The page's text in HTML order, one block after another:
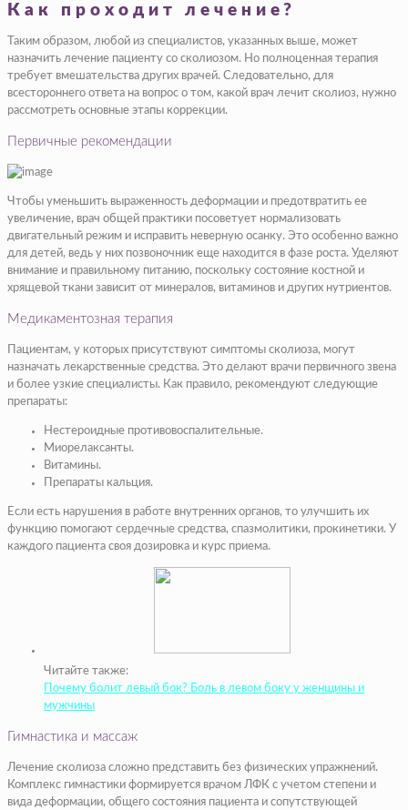
Как проходит лечение?
Таким образом, любой из специалистов, указанных выше, может
назначить лечение пациенту со сколиозом. Но полноценная терапия
требует вмешательства других врачей. Следовательно, для
всестороннего ответа на вопрос о том, какой врач лечит сколиоз, нужно
рассмотреть основные этапы коррекции.
Первичные рекомендации
Чтобы уменьшить выраженность деформации и предотвратить ее
увеличение, врач общей практики посоветует нормализовать
двигательный режим и исправить неверную осанку. Это особенно важно
для детей, ведь у них позвоночник еще находится в фазе роста. Уделяют
внимание и правильному питанию, поскольку состояние костной и
хрящевой ткани зависит от минералов, витаминов и других нутриентов.
Медикаментозная терапия
Пациентам, у которых присутствуют симптомы сколиоза, могут
назначать лекарственные средства. Это делают врачи первичного звена
и более узкие специалисты. Как правило, рекомендуют следующие
препараты:
Нестероидные противовоспалительные.
Миорелаксанты.
Витамины.
Препараты кальция.
Если есть нарушения в работе внутренних органов, то улучшить их
функцию помогают сердечные средства, спазмолитики, прокинетики. У
каждого пациента своя дозировка и курс приема.
Читайте также:
Почему болит левый бок? Боль в левом боку у женщины и
мужчины
Гимнастика и массаж
Лечение сколиоза сложно представить без физических упражнений.
Комплекс гимнастики формируется врачом ЛФК с учетом степени и
вида деформации, общего состояния пациента и сопутствующей